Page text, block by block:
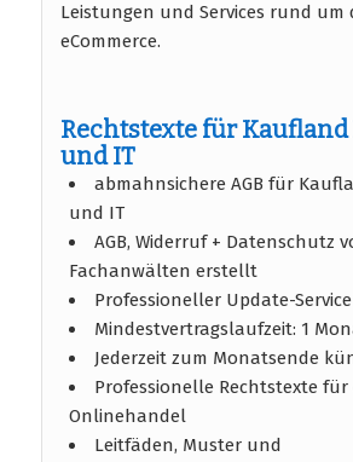
Leistungen und Services rund um
eCommerce.
Rechtstexte für Kaufland
und IT
abmahnsichere AGB für
und IT
AGB, Widerruf + Datenschutz
Fachanwälten erstellt
Professioneller Update-Service
Mindestvertragslaufzeit: 1
Jederzeit zum Monatsende
Professionelle Rechtstexte für
Onlinehandel
Leitfäden, Muster und